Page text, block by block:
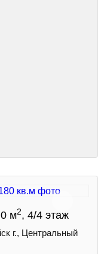
м2, 4/4 этаж
г., Центральный